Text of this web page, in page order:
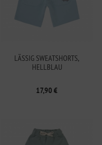
LÄSSIG SWEATSHORTS,
HELLBLAU
17,90 €